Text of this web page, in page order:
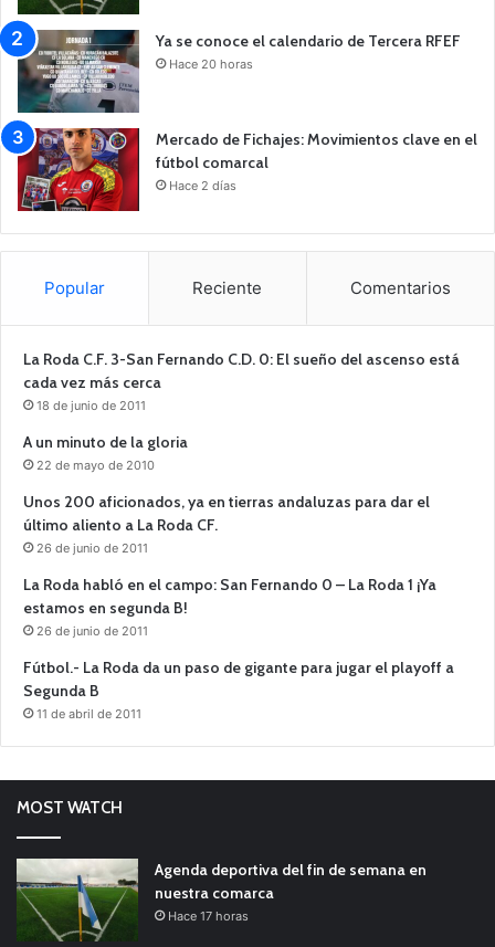
Ya se conoce el calendario de Tercera RFEF
Hace 20 horas
Mercado de Fichajes: Movimientos clave en el
fútbol comarcal
Hace 2 días
Popular Reciente Comentarios
La Roda C.F. 3-San Fernando C.D. 0: El sueño del ascenso está
cada vez más cerca
18 de junio de 2011
A un minuto de la gloria
22 de mayo de 2010
Unos 200 aficionados, ya en tierras andaluzas para dar el
último aliento a La Roda CF.
26 de junio de 2011
La Roda habló en el campo: San Fernando 0 – La Roda 1 ¡Ya
estamos en segunda B!
26 de junio de 2011
Fútbol.- La Roda da un paso de gigante para jugar el playoff a
Segunda B
11 de abril de 2011
MOST WATCH
Agenda deportiva del fin de semana en
nuestra comarca
Hace 17 horas